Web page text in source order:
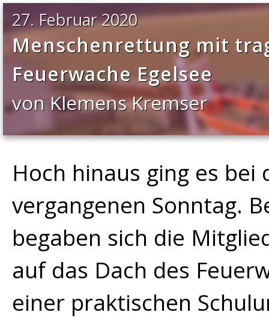
27. Februar 2020
Menschenrettung mit
Feuerwache Egelsee
von Klemens Kremser
Hoch hinaus ging es bei
vergangenen Sonntag.
begaben sich die
auf das Dach des
einer praktischen